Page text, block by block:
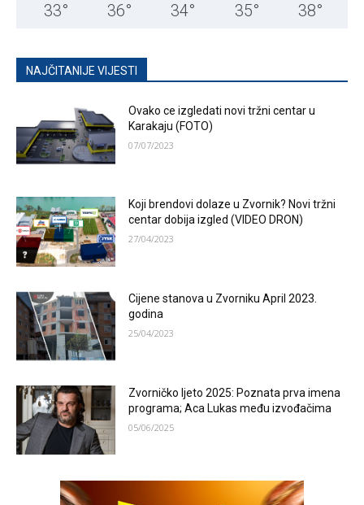
33° 36° 34° 35° 38°
NAJČITANIJE VIJESTI
Ovako ce izgledati novi tržni centar u
Karakaju (FOTO)
07/07/2023
Koji brendovi dolaze u Zvornik? Novi tržni
centar dobija izgled (VIDEO DRON)
27/04/2023
Cijene stanova u Zvorniku April 2023.
godina
25/04/2023
Zvorničko ljeto 2025: Poznata prva imena
programa; Aca Lukas među izvođačima
05/06/2025